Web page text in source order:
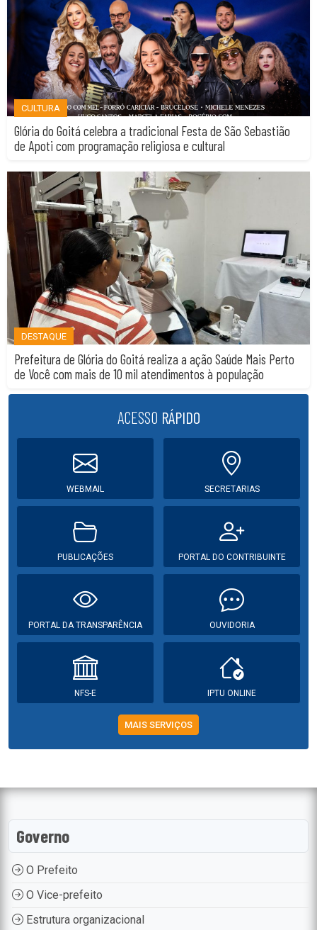
CULTURA
Glória do Goitá celebra a tradicional Festa de São Sebastião
de Apoti com programação religiosa e cultural
DESTAQUE
Prefeitura de Glória do Goitá realiza a ação Saúde Mais Perto
de Você com mais de 10 mil atendimentos à população
ACESSO RÁPIDO
WEBMAIL SECRETARIAS
PUBLICAÇÕES PORTAL DO CONTRIBUINTE
PORTAL DA TRANSPARÊNCIA OUVIDORIA
NFS-E IPTU ONLINE
MAIS SERVIÇOS
Governo
O Prefeito
O Vice-prefeito
Estrutura organizacional